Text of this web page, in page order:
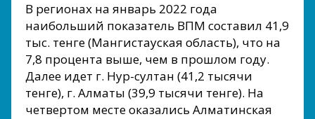
В регионах на январь 2022 года
наибольший показатель ВПМ составил 41,9
тыс. тенге (Мангистауская область), что на
7,8 процента выше, чем в прошлом году.
Далее идет г. Нур-султан (41,2 тысячи
тенге), г. Алматы (39,9 тысячи тенге). На
четвертом месте оказались Алматинская